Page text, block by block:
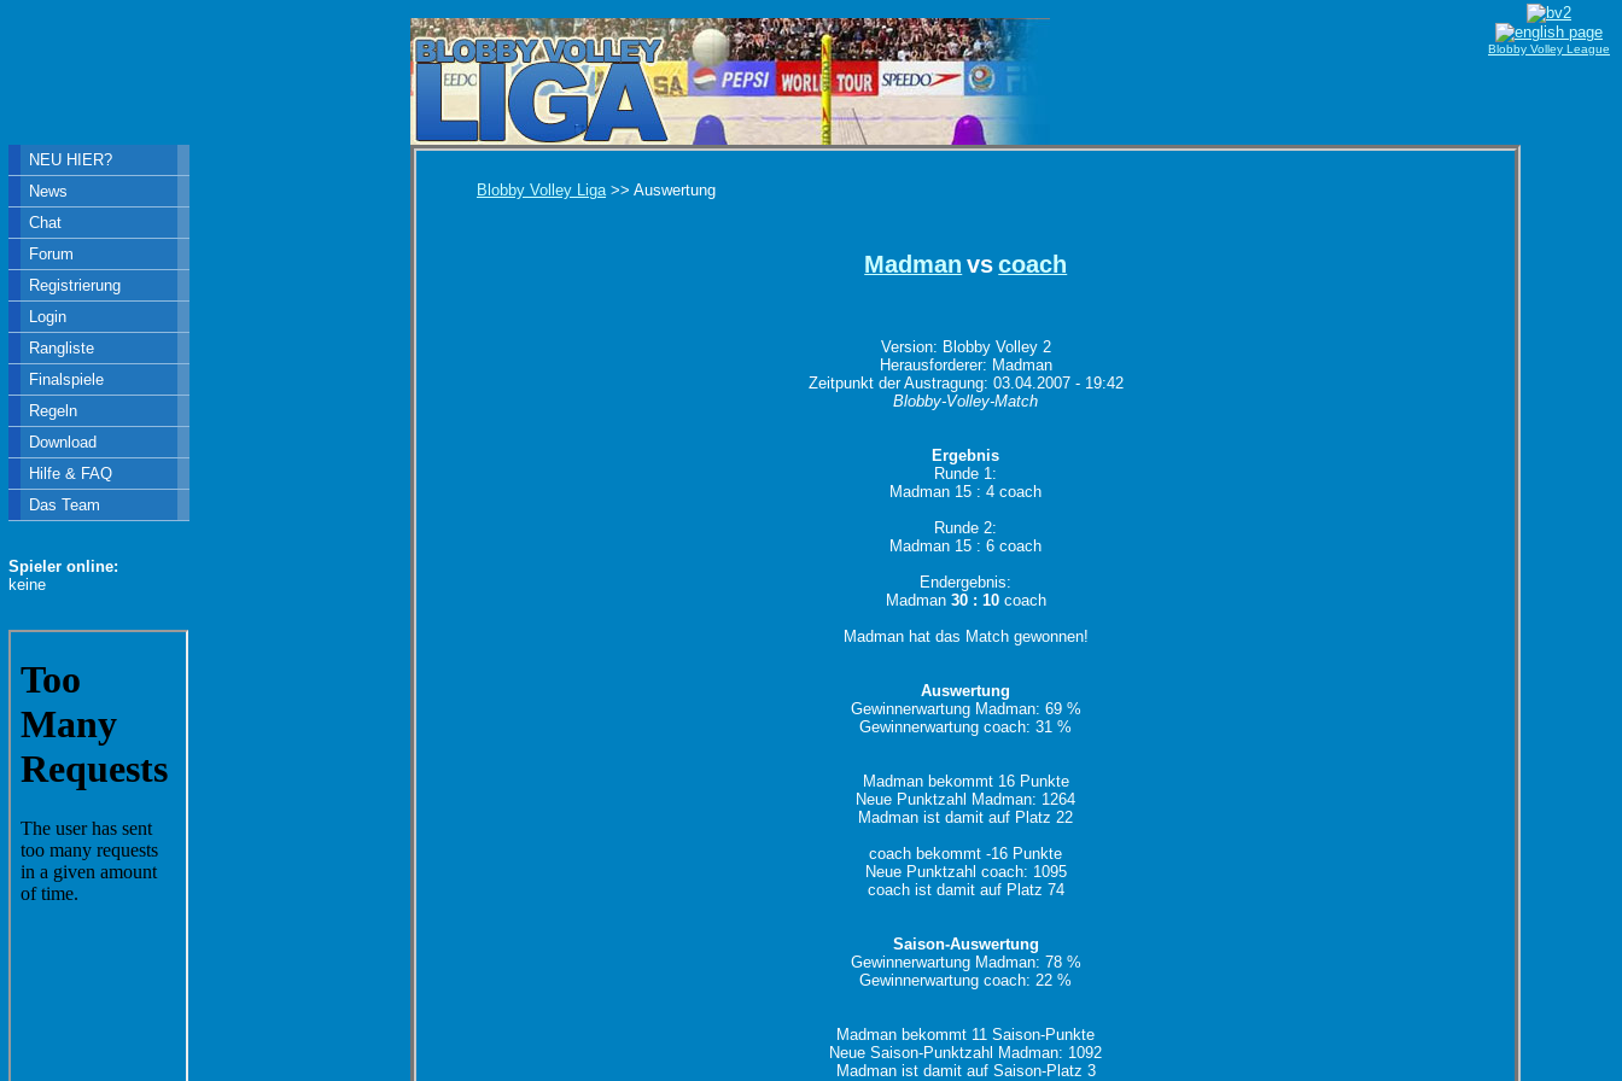
Blobby Volley Liga>> Auswertung
Madman vscoach
Version: Blobby Volley 2
Herausforderer: Madman
Zeitpunkt der Austragung: 03.04.2007 - 19:42
Blobby-Volley-Match
Ergebnis
Runde 1:
Madman 15 : 4 coach
Runde 2:
Madman 15 : 6 coach
Endergebnis:
Madman 30 : 10coach
Madman hat das Match gewonnen!
Auswertung
Gewinnerwartung Madman: 69 %
Gewinnerwartung coach: 31 %
Madman bekommt 16 Punkte
Neue Punktzahl Madman: 1264
Madman ist damit auf Platz 22
coach bekommt -16 Punkte
Neue Punktzahl coach: 1095
coach ist damit auf Platz 74
Saison-Auswertung
Gewinnerwartung Madman: 78 %
Gewinnerwartung coach: 22 %
Madman bekommt 11 Saison-Punkte
Neue Saison-Punktzahl Madman: 1092
Madman ist damit auf Saison-Platz 3
Blobby Volley League
NEU HIER?
News
Chat
Forum
Registrierung
Login
Rangliste
Finalspiele
Regeln
Download
Hilfe & FAQ
Das Team
Spieler online:
keine